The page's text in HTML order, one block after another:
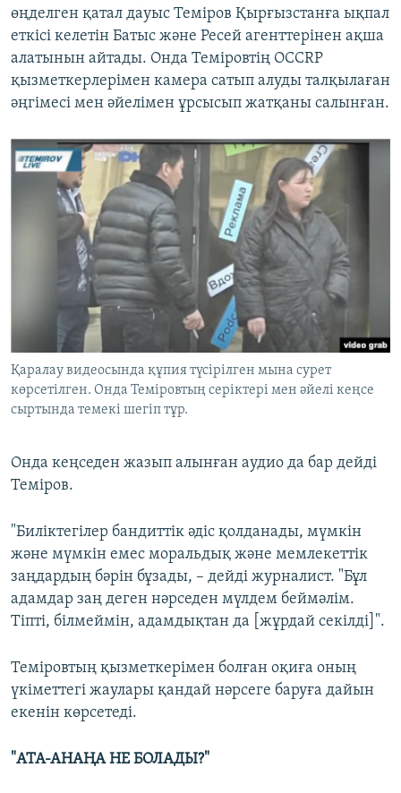
өңделген қатал дауыс Теміров Қырғызстанға ықпал
еткісі келетін Батыс және Ресей агенттерінен ақша
алатынын айтады. Онда Теміровтің OCCRP
қызметкерлерімен камера сатып алуды талқылаған
әңгімесі мен әйелімен ұрсысып жатқаны салынған.
Қаралау видеосында құпия түсірілген мына сурет
көрсетілген. Онда Теміровтың серіктері мен әйелі кеңсе
сыртында темекі шегіп тұр.
Онда кеңседен жазып алынған аудио да бар дейді
Теміров.
"Биліктегілер бандиттік әдіс қолданады, мүмкін
және мүмкін емес моральдық және мемлекеттік
заңдардың бәрін бұзады, – дейді журналист. "Бұл
адамдар заң деген нәрседен мүлдем беймәлім.
Тіпті, білмеймін, адамдықтан да [жұрдай секілді]".
Теміровтың қызметкерімен болған оқиға оның
үкіметтегі жаулары қандай нәрсеге баруға дайын
екенін көрсетеді.
"АТА-АНАҢА НЕ БОЛАДЫ?"